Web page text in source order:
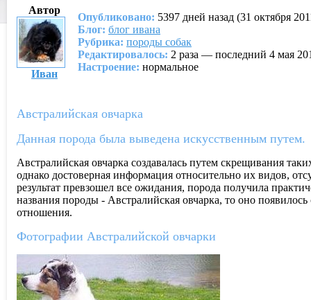
Автор
Ивaн
Опубликовано: 5397 дней назад (31 октября
Блог: блог ивaна
Рубрика: породы собак
Редактировалось: 2 раза — последний 4 мая
Настроение: нормальное
Австралийская овчарка
Данная порода была выведена искусственным путем.
Австралийская овчарка создавалась путем скрещивания
однако достоверная информация относительно их видов,
результат превзошел все ожидания, порода получила
названия породы - Австралийская овчарка, то оно
отношения.
Фотографии Австралийской овчарки